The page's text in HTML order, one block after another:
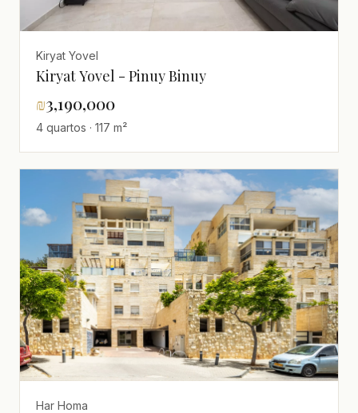
Kiryat Yovel
Kiryat Yovel - Pinuy Binuy
₪3,190,000
4 quartos · 117 m²
Har Homa